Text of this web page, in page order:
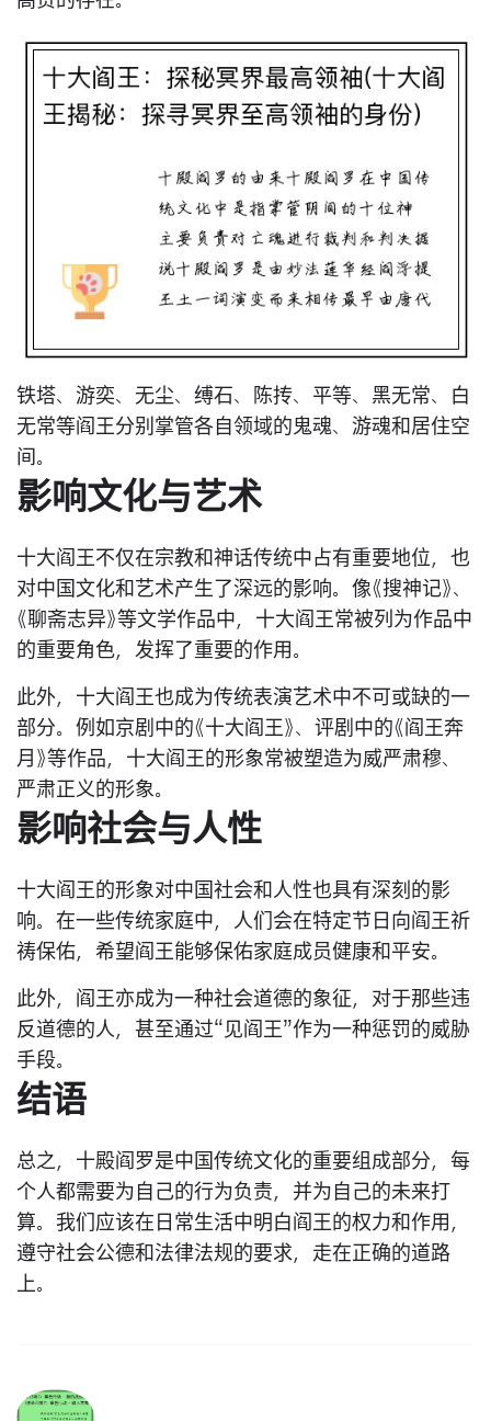
铁塔、游奕、无尘、缚石、陈抟、平等、黑无常、白
无常等阎王分别掌管各自领域的鬼魂、游魂和居住空
间。
影响文化与艺术
十大阎王不仅在宗教和神话传统中占有重要地位，也
对中国文化和艺术产生了深远的影响。像《搜神记》、
《聊斋志异》等文学作品中，十大阎王常被列为作品中
的重要角色，发挥了重要的作用。
此外，十大阎王也成为传统表演艺术中不可或缺的一
部分。例如京剧中的《十大阎王》、评剧中的《阎王奔
月》等作品，十大阎王的形象常被塑造为威严肃穆、
严肃正义的形象。
影响社会与人性
十大阎王的形象对中国社会和人性也具有深刻的影
响。在一些传统家庭中，人们会在特定节日向阎王祈
祷保佑，希望阎王能够保佑家庭成员健康和平安。
此外，阎王亦成为一种社会道德的象征，对于那些违
反道德的人，甚至通过“见阎王”作为一种惩罚的威胁
手段。
结语
总之，十殿阎罗是中国传统文化的重要组成部分，每
个人都需要为自己的行为负责，并为自己的未来打
算。我们应该在日常生活中明白阎王的权力和作用，
遵守社会公德和法律法规的要求，走在正确的道路
上。